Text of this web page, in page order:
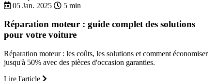
05 Jan. 2025
5 min
Réparation moteur : guide complet des solutions
pour votre voiture
Réparation moteur : les coûts, les solutions et comment économiser
jusqu'à 50% avec des pièces d'occasion garanties.
Lire l'article